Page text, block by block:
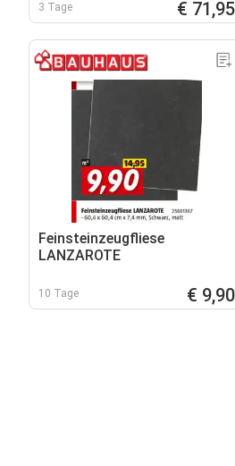
3 Tage € 71,95
Feinsteinzeugfliese
LANZAROTE
10 Tage € 9,90